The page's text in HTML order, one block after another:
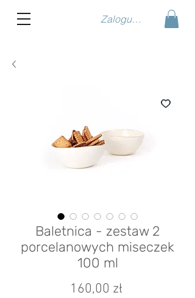
Zaloguj się
Baletnica - zestaw 2
porcelanowych miseczek
100 ml
160,00 złCena